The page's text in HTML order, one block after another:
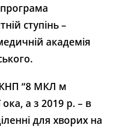
ступінь –
академія
“8 МКЛ м
ока, а з 2019 р. – в
для хворих на